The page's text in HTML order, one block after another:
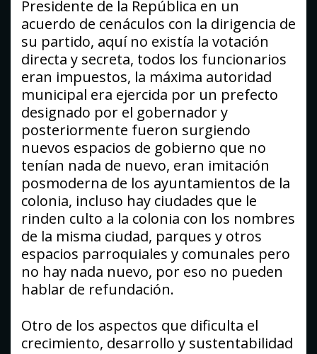
Presidente de la República en un
acuerdo de cenáculos con la dirigencia de
su partido, aquí no existía la votación
directa y secreta, todos los funcionarios
eran impuestos, la máxima autoridad
municipal era ejercida por un prefecto
designado por el gobernador y
posteriormente fueron surgiendo
nuevos espacios de gobierno que no
tenían nada de nuevo, eran imitación
posmoderna de los ayuntamientos de la
colonia, incluso hay ciudades que le
rinden culto a la colonia con los nombres
de la misma ciudad, parques y otros
espacios parroquiales y comunales pero
no hay nada nuevo, por eso no pueden
hablar de refundación.
Otro de los aspectos que dificulta el
crecimiento, desarrollo y sustentabilidad